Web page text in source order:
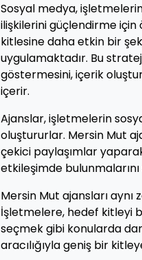
Sosyal medya,
ilişkilerini güçlendirme
kitlesine daha etkin bir
uygulamaktadır. Bu
göstermesini, içerik
içerir.
Ajanslar, işletmelerin
oluştururlar. Mersin Mut
çekici paylaşımlar
etkileşimde
Mersin Mut ajansları aynı
İşletmelere, hedef kitleyi
seçmek gibi konularda
aracılığıyla geniş bir